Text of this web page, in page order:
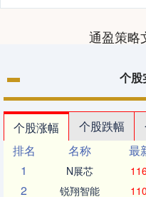
通盈策略
个股
个股涨幅 个股跌幅
排名
名称 最
1
N展芯
2 锐翔智能